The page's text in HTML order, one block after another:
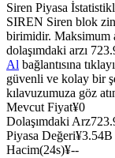
USDC'yi
Siren Piyasa
SIREN Siren blok
birimidir. Maksimum
dolaşımdaki arzı
Al bağlantısına
güvenli ve kolay bir
kılavuzumuza göz
Mevcut Fiyat¥0
Dolaşımdaki Arz
Piyasa Değeri¥3.54B
Hacim(24s)¥--